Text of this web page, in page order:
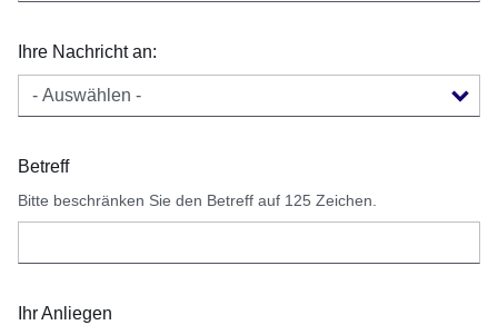
Ihre Nachricht an:
Betreff
Bitte beschränken Sie den Betreff auf 125 Zeichen.
Ihr Anliegen